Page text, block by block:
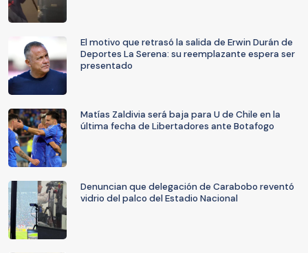
El motivo que retrasó la salida de Erwin Durán de
Deportes La Serena: su reemplazante espera ser
presentado
Matías Zaldivia será baja para U de Chile en la
última fecha de Libertadores ante Botafogo
Denuncian que delegación de Carabobo reventó
vidrio del palco del Estadio Nacional